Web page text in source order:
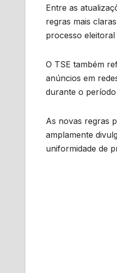
Entre as
regras mais
processo
O TSE também
anúncios em
durante o
As novas regras
amplamente
uniformidade de